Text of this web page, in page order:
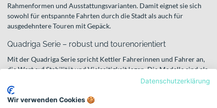
Rahmenformen und Ausstattungsvarianten. Damit eignet sie sich
sowohl für entspannte Fahrten durch die Stadt als auch für
ausgedehntere Touren mit Gepäck.
Quadriga Serie – robust und tourenorientiert
Mit der Quadriga Serie spricht Kettler Fahrerinnen und Fahrer an,
die Wert auf Stabilität und Vielseitigkeit legen. Die Modelle sind als
robuste Trekking- und Touringbikes positioniert und auf eine
regelmäßige Nutzung ausgelegt.
Datenschutzerklärung
Wir verwenden Cookies 🍪